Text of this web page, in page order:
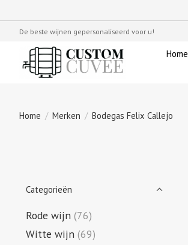
De beste wijnen gepersonaliseerd voor u!
Home
Home / Merken / Bodegas Felix Callejo
Categorieën
Rode wijn (76)
Witte wijn (69)